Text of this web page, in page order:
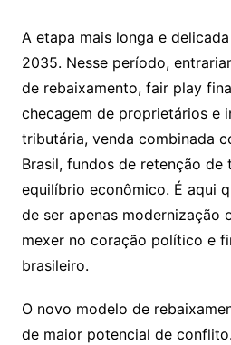
A etapa mais longa e
2035. Nesse período,
de rebaixamento, fair play
checagem de proprietários e
tributária, venda combinada
Brasil, fundos de retenção de
equilíbrio econômico. É aqui
de ser apenas modernização
mexer no coração político e
brasileiro.
O novo modelo de
de maior potencial de